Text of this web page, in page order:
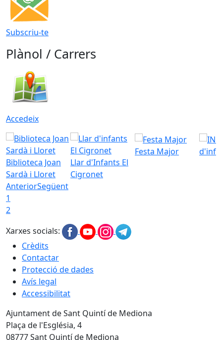
Subscriu-te
Plànol / Carrers
Accedeix
Biblioteca Joan
Sardà i Lloret
Llar d'Infants El
Cigronet
Festa Major
AnteriorSegüent
1
2
Xarxes socials:
Crèdits
Contactar
Protecció de dades
Avís legal
Accessibilitat
Ajuntament de Sant Quintí de Mediona
Plaça de l'Església, 4
08777 Sant Quintí de Mediona